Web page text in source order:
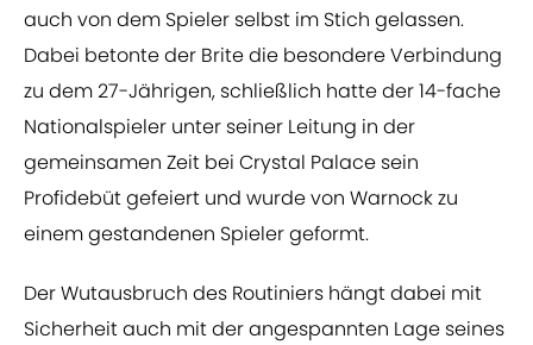
auch von dem Spieler selbst im Stich gelassen.
Dabei betonte der Brite die besondere Verbindung
zu dem 27-Jährigen, schließlich hatte der 14-fache
Nationalspieler unter seiner Leitung in der
gemeinsamen Zeit bei Crystal Palace sein
Profidebüt gefeiert und wurde von Warnock zu
einem gestandenen Spieler geformt.
Der Wutausbruch des Routiniers hängt dabei mit
Sicherheit auch mit der angespannten Lage seines